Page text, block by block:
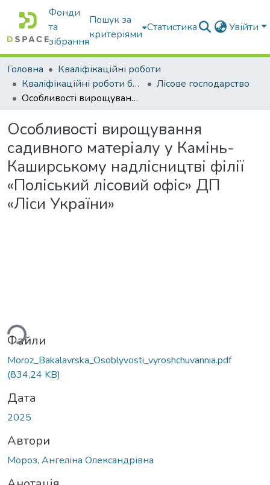
Фонди
та
зібрання
Пошук за
критеріями
Статистика Увійти
Головна
Кваліфікаційні роботи
Кваліфікаційні роботи бакалаврів
Лісове господарство
Особливості вирощування садивного матеріалу у Камінь-Каширському надлісництві філії «Поліський лісовий офіс» ДП «Ліси України»
Особливості вирощування
садивного матеріалу у Камінь-
Каширському надлісництві філії
«Поліський лісовий офіс» ДП
«Ліси України»
Файли
Moroz_Bakalavrska_Osoblyvosti_vyroshchuvannia.pdf
(834,24 KB)
Дата
2025
Автори
Мороз, Ангеліна Олександрівна